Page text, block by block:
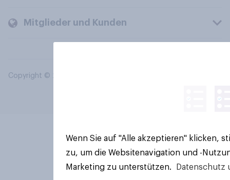
Mitglieder und Kunden
Copyright © 2026 YouGov PLC. Alle Rechte vorbehalten.
Wenn Sie auf "Alle akzeptieren" klicken,
zu, um die Websitenavigation und -
Marketing zu unterstützen.
Datenschutz